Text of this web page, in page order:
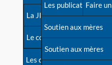
Les débuts
Une difficulté
Cas particuliers
La JIA
Le congrès
Les dossiers de
Répertoire de
contacts
Contact presse
Dossier de
Les publications
Soutien aux mères
Soutien aux mères
Faire